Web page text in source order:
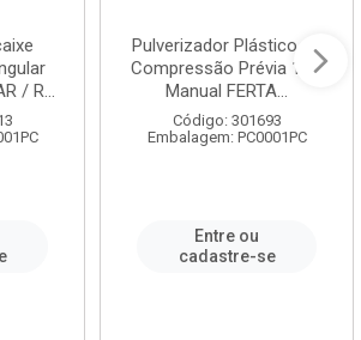
/ R...
Pulverizador Plástico de
Compressão Prévia 1,5L
Manual FERTA...
Código: 301693
Embalagem: PC0001PC
Entre ou
cadastre-se